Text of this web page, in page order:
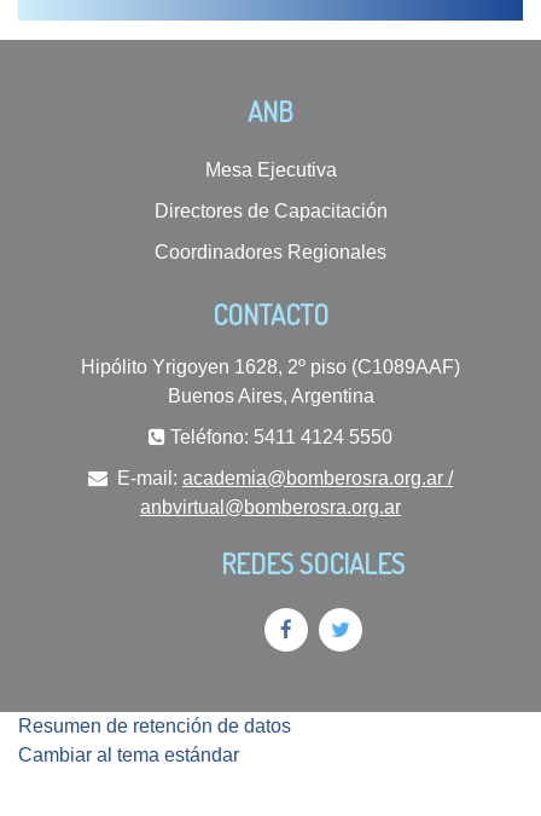
ANB
Mesa Ejecutiva
Directores de Capacitación
Coordinadores Regionales
CONTACTO
Hipólito Yrigoyen 1628, 2º piso (C1089AAF)
Buenos Aires, Argentina
Teléfono: 5411 4124 5550
E-mail: academia@bomberosra.org.ar /
anbvirtual@bomberosra.org.ar
REDES SOCIALES
Resumen de retención de datos
Cambiar al tema estándar